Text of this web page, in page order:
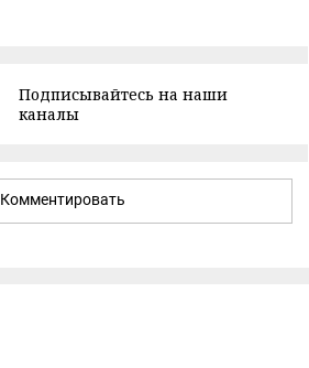
Подписывайтесь на наши
каналы
Комментировать